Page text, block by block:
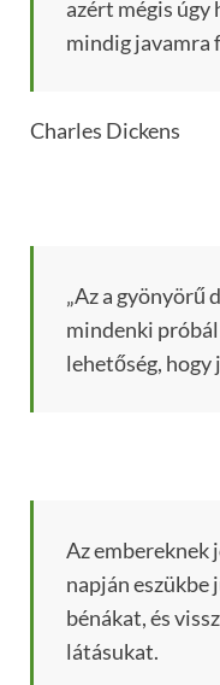
azért mégis úgy
mindig javamra
Charles Dickens
„Az a gyönyörű
mindenki
lehetőség, hogy
Az embereknek
napján
bénákat, és
látásukat.